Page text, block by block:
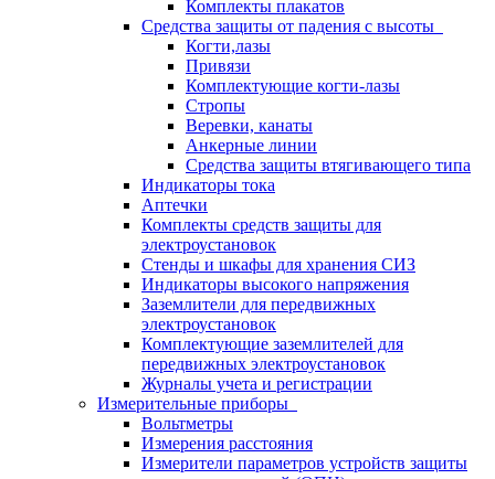
Комплекты плакатов
Средства защиты от падения с высоты
Когти,лазы
Привязи
Комплектующие когти-лазы
Стропы
Веревки, канаты
Анкерные линии
Средства защиты втягивающего типа
Индикаторы тока
Аптечки
Комплекты средств защиты для
электроустановок
Стенды и шкафы для хранения СИЗ
Индикаторы высокого напряжения
Заземлители для передвижных
электроустановок
Комплектующие заземлителей для
передвижных электроустановок
Журналы учета и регистрации
Измерительные приборы
Вольтметры
Измерения расстояния
Измерители параметров устройств защиты